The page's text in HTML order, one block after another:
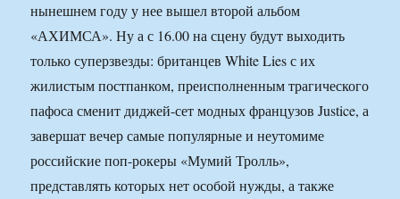
нынешнем году у нее вышел второй альбом
«АХИМСА». Ну а с 16.00 на сцену будут выходить
только суперзвезды: британцев White Lies с их
жилистым постпанком, преисполненным трагического
пафоса сменит диджей-сет модных французов Justice, а
завершат вечер самые популярные и неутомиме
российские поп-рокеры «Мумий Тролль»,
представлять которых нет особой нужды, а также